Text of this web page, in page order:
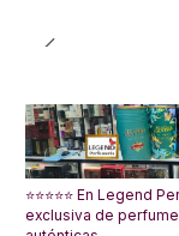
⭐⭐⭐⭐⭐ En
exclusiva de